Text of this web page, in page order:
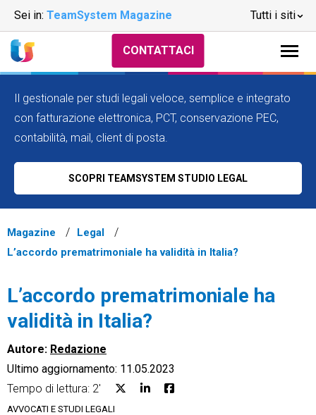
Sei in: TeamSystem Magazine Tutti i siti
CRM
CONTATTACI
Il gestionale per studi legali veloce, semplice e integrato
con fatturazione elettronica, PCT, conservazione PEC,
contabilità, mail, client di posta.
SCOPRI TEAMSYSTEM STUDIO LEGAL
Magazine
Legal
L’accordo prematrimoniale ha validità in Italia?
L’accordo prematrimoniale ha
validità in Italia?
Autore: Redazione
Ultimo aggiornamento: 11.05.2023
Tempo di lettura: 2'
AVVOCATI E STUDI LEGALI